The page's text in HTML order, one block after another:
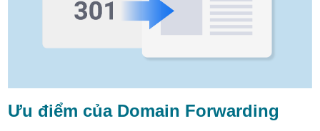
Ưu điểm của Domain Forwarding